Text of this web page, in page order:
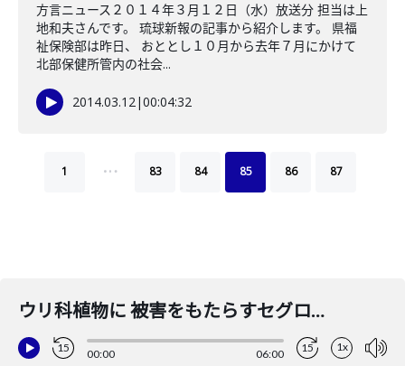
方言ニュース２０１４年３月１２日（水）放送分 担当は上
地和夫さんです。 琉球新報の記事から紹介します。 県福
祉保険部は昨日、 おととし１０月から去年７月にかけて
北部保健所管内の社会...
2014.03.12|00:04:32
1 … 83 84 85 86 87
ウリ科植物に 被害をもたらすセグロウリミバエ 県内で初めて発見
15 00:00 06:00 15 1x